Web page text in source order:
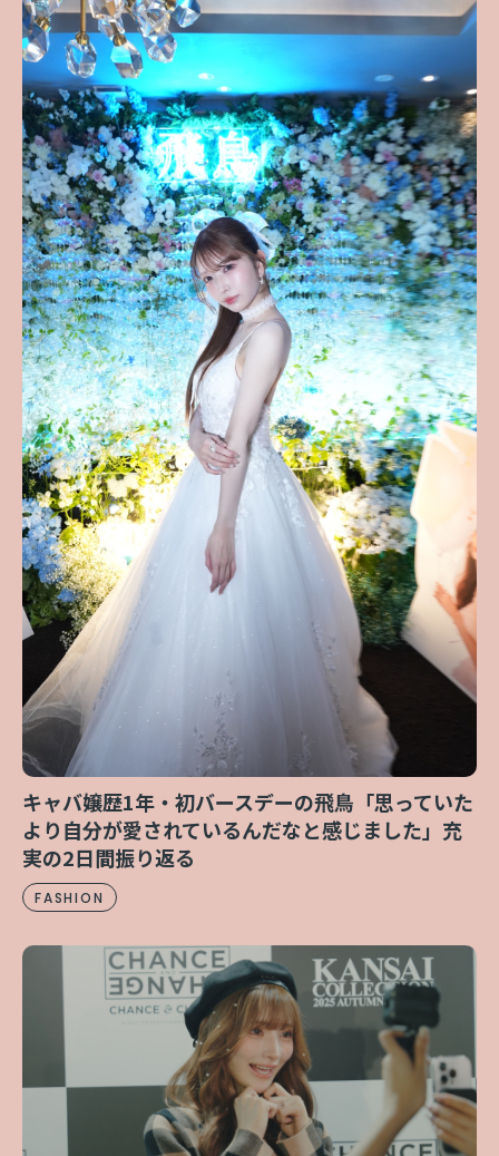
キャバ嬢歴1年・初バースデーの飛鳥「思っていた
より自分が愛されているんだなと感じました」充
実の2日間振り返る
FASHION